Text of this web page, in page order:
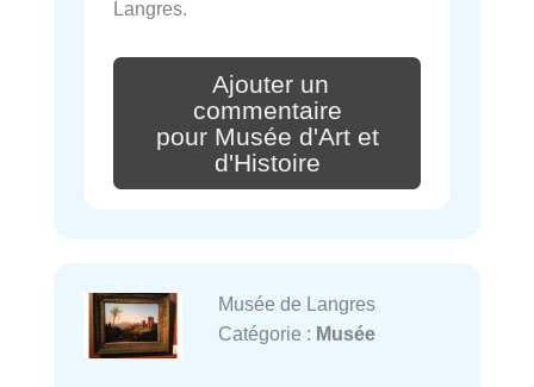
Langres.
Ajouter un
commentaire
pour Musée d'Art et
d'Histoire
Musée de Langres
Catégorie : Musée